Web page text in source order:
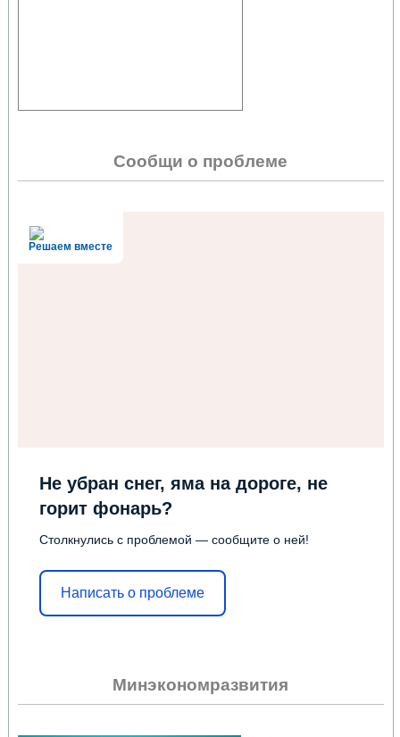
Сообщи о проблеме
Решаем вместе
Не убран снег, яма на дороге, не
горит фонарь?
Столкнулись с проблемой — сообщите о ней!
Написать о проблеме
Минэкономразвития